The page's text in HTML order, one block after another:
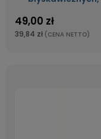
49,00 zł
39,84 zł (CENA NETTO)